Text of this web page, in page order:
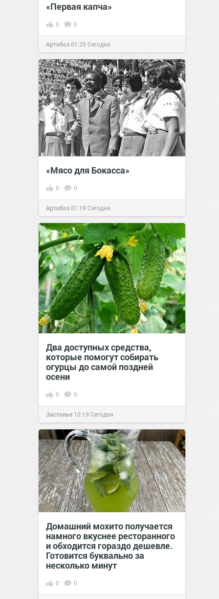
«Первая капча»
0 0
Артобоз01:29 Сегодня
«Мясо для Бокасса»
0 0
Артобоз01:19 Сегодня
Два доступных средства,
которые помогут собирать
огурцы до самой поздней
осени
0 0
Застолье 10:19 Сегодня
Домашний мохито получается
намного вкуснее ресторанного
и обходится гораздо дешевле.
Готовится буквально за
несколько минут
0 0